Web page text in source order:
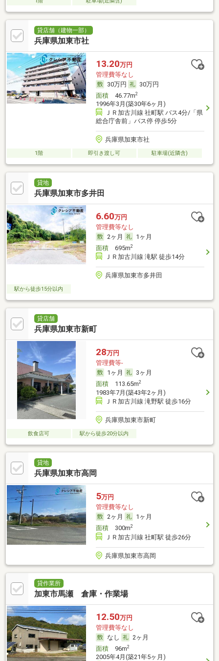
貸店舗（建物一部）
兵庫県加東市社
13.20万円
管理費等なし
30万円
30万円
面積46.77m2
1996年3月(築30年6ヶ月)
ＪＲ加古川線 社町駅 バス4分/「県
総合庁舎前」バス停 停歩5分
兵庫県加東市社
1階 即引き渡し可 駐車場(近隣含)
貸地
兵庫県加東市多井田
6.60万円
管理費等なし
2ヶ月
1ヶ月
面積695m2
ＪＲ加古川線 滝駅 徒歩14分
兵庫県加東市多井田
駅から徒歩15分以内
貸店舗
兵庫県加東市新町
28万円
管理費等-
1ヶ月
3ヶ月
面積113.65m2
1983年7月(築43年2ヶ月)
ＪＲ加古川線 滝野駅 徒歩16分
兵庫県加東市新町
飲食店可 駅から徒歩20分以内
貸地
兵庫県加東市高岡
5万円
管理費等なし
2ヶ月
1ヶ月
面積300m2
ＪＲ加古川線 社町駅 徒歩26分
兵庫県加東市高岡
貸作業所
加東市馬瀬 倉庫・作業場
12.50万円
管理費等なし
なし
2ヶ月
面積96m2
2005年4月(築21年5ヶ月)